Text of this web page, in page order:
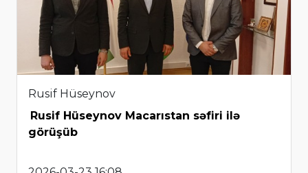
Rusif Hüseynov
Rusif Hüseynov Macarıstan səfiri ilə
görüşüb